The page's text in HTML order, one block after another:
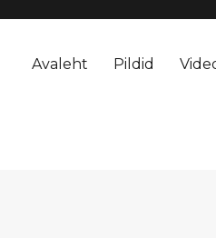
Avaleht Pildid